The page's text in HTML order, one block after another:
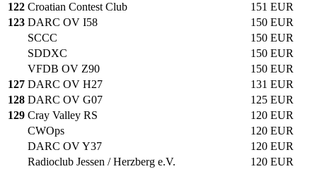
122 Croatian Contest Club
151 EUR
123 DARC OV I58
150 EUR
SCCC
150 EUR
SDDXC
150 EUR
VFDB OV Z90
150 EUR
127 DARC OV H27
131 EUR
128 DARC OV G07
125 EUR
129 Cray Valley RS
120 EUR
CWOps
120 EUR
DARC OV Y37
120 EUR
Radioclub Jessen / Herzberg e.V.
120 EUR